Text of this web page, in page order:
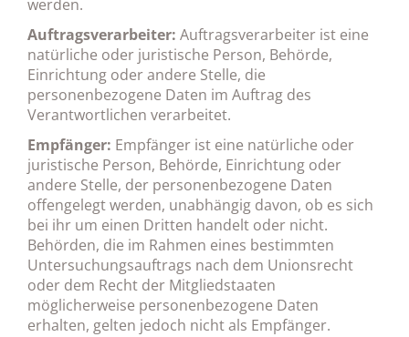
werden.
Auftragsverarbeiter: Auftragsverarbeiter ist eine
natürliche oder juristische Person, Behörde,
Einrichtung oder andere Stelle, die
personenbezogene Daten im Auftrag des
Verantwortlichen verarbeitet.
Empfänger: Empfänger ist eine natürliche oder
juristische Person, Behörde, Einrichtung oder
andere Stelle, der personenbezogene Daten
offengelegt werden, unabhängig davon, ob es sich
bei ihr um einen Dritten handelt oder nicht.
Behörden, die im Rahmen eines bestimmten
Untersuchungsauftrags nach dem Unionsrecht
oder dem Recht der Mitgliedstaaten
möglicherweise personenbezogene Daten
erhalten, gelten jedoch nicht als Empfänger.